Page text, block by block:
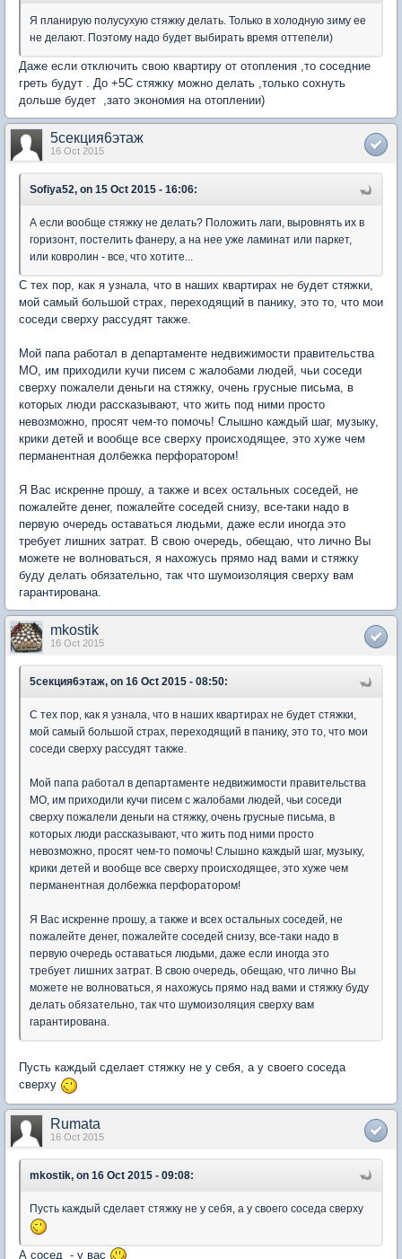
Я планирую полусухую стяжку делать. Только в холодную зиму ее
не делают. Поэтому надо будет выбирать время оттепели)
Даже если отключить свою квартиру от отопления ,то соседние
греть будут . До +5С стяжку можно делать ,только сохнуть
дольше будет ,зато экономия на отоплении)
5секция6этаж
16 Oct 2015
Sofiya52, on 15 Oct 2015 - 16:06:
А если вообще стяжку не делать? Положить лаги, выровнять их в
горизонт, постелить фанеру, а на нее уже ламинат или паркет,
или ковролин - все, что хотите...
С тех пор, как я узнала, что в наших квартирах не будет стяжки,
мой самый большой страх, переходящий в панику, это то, что мои
соседи сверху рассудят также.
Мой папа работал в департаменте недвижимости правительства
МО, им приходили кучи писем с жалобами людей, чьи соседи
сверху пожалели деньги на стяжку, очень грусные письма, в
которых люди рассказывают, что жить под ними просто
невозможно, просят чем-то помочь! Слышно каждый шаг, музыку,
крики детей и вообще все сверху происходящее, это хуже чем
перманентная долбежка перфоратором!
Я Вас искренне прошу, а также и всех остальных соседей, не
пожалейте денег, пожалейте соседей снизу, все-таки надо в
первую очередь оставаться людьми, даже если иногда это
требует лишних затрат. В свою очередь, обещаю, что лично Вы
можете не волноваться, я нахожусь прямо над вами и стяжку
буду делать обязательно, так что шумоизоляция сверху вам
гарантирована.
mkostik
16 Oct 2015
5секция6этаж, on 16 Oct 2015 - 08:50:
С тех пор, как я узнала, что в наших квартирах не будет стяжки,
мой самый большой страх, переходящий в панику, это то, что мои
соседи сверху рассудят также.
Мой папа работал в департаменте недвижимости правительства
МО, им приходили кучи писем с жалобами людей, чьи соседи
сверху пожалели деньги на стяжку, очень грусные письма, в
которых люди рассказывают, что жить под ними просто
невозможно, просят чем-то помочь! Слышно каждый шаг, музыку,
крики детей и вообще все сверху происходящее, это хуже чем
перманентная долбежка перфоратором!
Я Вас искренне прошу, а также и всех остальных соседей, не
пожалейте денег, пожалейте соседей снизу, все-таки надо в
первую очередь оставаться людьми, даже если иногда это
требует лишних затрат. В свою очередь, обещаю, что лично Вы
можете не волноваться, я нахожусь прямо над вами и стяжку буду
делать обязательно, так что шумоизоляция сверху вам
гарантирована.
Пусть каждый сделает стяжку не у себя, а у своего соседа
сверху
Rumata
16 Oct 2015
mkostik, on 16 Oct 2015 - 09:08:
Пусть каждый сделает стяжку не у себя, а у своего соседа сверху
А сосед - у вас